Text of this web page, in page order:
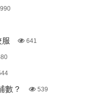
990
641
數？ 539